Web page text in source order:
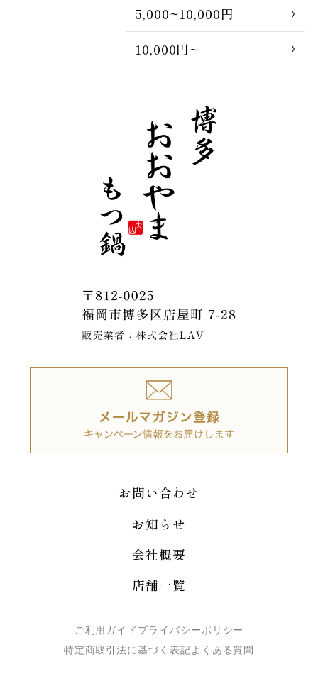
5,000~10,000円
10,000円~
お問い合わせ
お知らせ
会社概要
店舗一覧
ご利用ガイド プライバシーポリシー
特定商取引法に基づく表記よくある質問